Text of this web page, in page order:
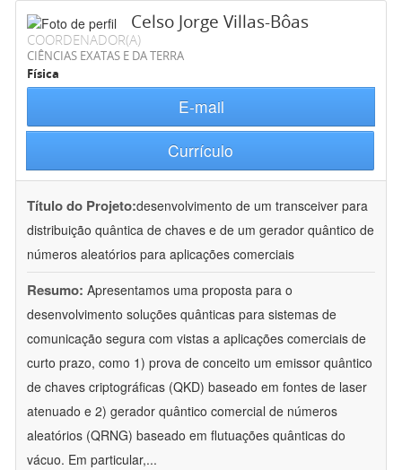
Celso Jorge Villas-Bôas
COORDENADOR(A)
CIÊNCIAS EXATAS E DA TERRA
Física
E-mail
Currículo
Título do Projeto:desenvolvimento de um transceiver para
distribuição quântica de chaves e de um gerador quântico de
números aleatórios para aplicações comerciais
Resumo: Apresentamos uma proposta para o
desenvolvimento soluções quânticas para sistemas de
comunicação segura com vistas a aplicações comerciais de
curto prazo, como 1) prova de conceito um emissor quântico
de chaves criptográficas (QKD) baseado em fontes de laser
atenuado e 2) gerador quântico comercial de números
aleatórios (QRNG) baseado em flutuações quânticas do
vácuo. Em particular,...